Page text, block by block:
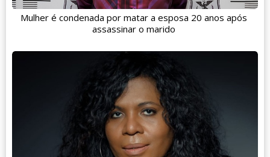
Mulher é condenada por matar a esposa 20 anos após
assassinar o marido